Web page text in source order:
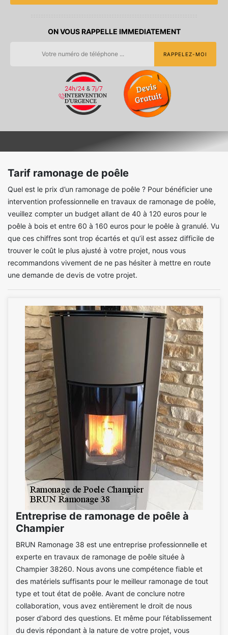
ON VOUS RAPPELLE IMMEDIATEMENT
Tarif ramonage de poêle
Quel est le prix d’un ramonage de poêle ? Pour bénéficier une
intervention professionnelle en travaux de ramonage de poêle,
veuillez compter un budget allant de 40 à 120 euros pour le
poêle à bois et entre 60 à 160 euros pour le poêle à granulé. Vu
que ces chiffres sont trop écartés et qu’il est assez difficile de
trouver le coût le plus ajusté à votre projet, nous vous
recommandons vivement de ne pas hésiter à mettre en route
une demande de devis de votre projet.
Entreprise de ramonage de poêle à
Champier
BRUN Ramonage 38 est une entreprise professionnelle et
experte en travaux de ramonage de poêle située à
Champier 38260. Nous avons une compétence fiable et
des matériels suffisants pour le meilleur ramonage de tout
type et tout état de poêle. Avant de conclure notre
collaboration, vous avez entièrement le droit de nous
poser d’abord des questions. Et même pour l’établissement
du devis répondant à la nature de votre projet, vous